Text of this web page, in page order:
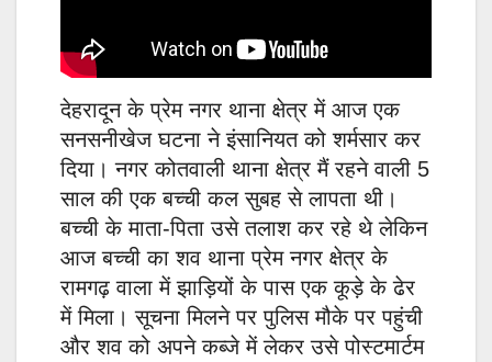
देहरादून के प्रेम नगर थाना क्षेत्र में आज एक
सनसनीखेज घटना ने इंसानियत को शर्मसार कर
दिया। नगर कोतवाली थाना क्षेत्र मैं रहने वाली 5
साल की एक बच्ची कल सुबह से लापता थी।
बच्ची के माता-पिता उसे तलाश कर रहे थे लेकिन
आज बच्ची का शव थाना प्रेम नगर क्षेत्र के
रामगढ़ वाला में झाड़ियों के पास एक कूड़े के ढेर
में मिला। सूचना मिलने पर पुलिस मौके पर पहुंची
और शव को अपने कब्जे में लेकर उसे पोस्टमार्टम